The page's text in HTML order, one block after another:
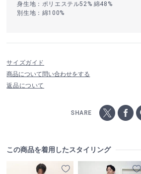
身生地：ポリエステル52% 綿48%
別生地：綿100%
サイズガイド
商品について問い合わせをする
返品について
SHARE
この商品を着用したスタイリング